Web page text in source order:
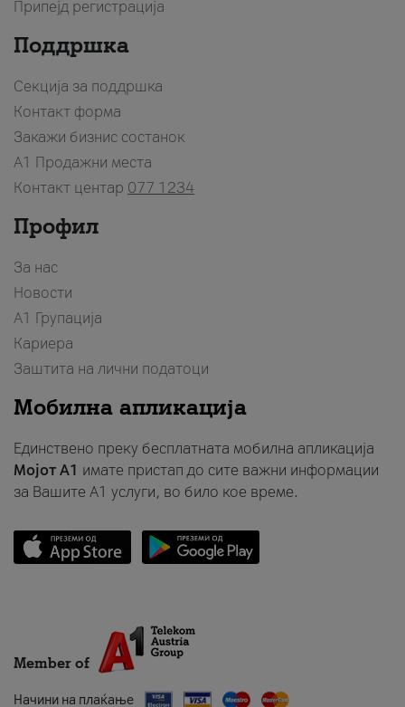
Припејд регистрација
Поддршка
Секција за поддршка
Контакт форма
Закажи бизнис состанок
A1 Продажни места
Контакт центар 077 1234
Профил
За нас
Новости
А1 Групација
Кариера
Заштита на лични податоци
Мобилна апликација
Единствено преку бесплатната мобилна апликација
Мојот A1 имате пристап до сите важни информации
за Вашите A1 услуги, во било кое време.
Member of
Начини на плаќање